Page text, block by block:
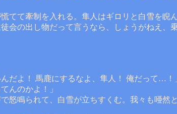
てて牽制を入れる。隼人はギロリと白雪を睨ん
会の出し物だって言うなら、しょうがねえ
だよ！ 馬鹿にするなよ、隼人！ 俺だって…！
んのかよ！」
怒鳴られて、白雪が立ちすくむ。我々も唖然